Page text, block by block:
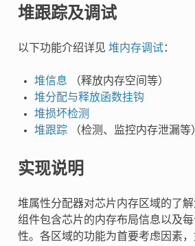
堆跟踪及调试
以下功能介绍详见 堆内存调试：
堆信息 （释放内存空间等）
堆分配与释放函数挂钩
堆损坏检测
堆跟踪（检测、监控内存泄漏等
实现说明
堆属性分配器对芯片内存区域的了
组件包含芯片的内存布局信息以及
性。各区域的功能为首要考虑因素